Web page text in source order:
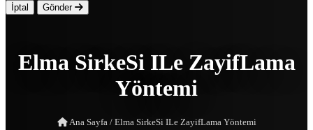
İptal Gönder
Elma SirkeSi ILe ZayifLama
Yöntemi
Ana Sayfa /Elma SirkeSi ILe ZayifLama Yöntemi